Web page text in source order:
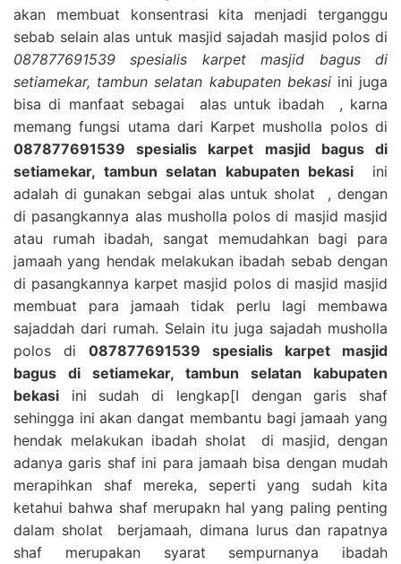
akan membuat konsentrasi kita menjadi terganggu
sebab selain alas untuk masjid sajadah masjid polos di
087877691539 spesialis karpet masjid bagus di
setiamekar, tambun selatan kabupaten bekasiini juga
bisa di manfaat sebagai alas untuk ibadah , karna
memang fungsi utama dari Karpet musholla polos di
087877691539 spesialis karpet masjid bagus di
setiamekar, tambun selatan kabupaten bekasi ini
adalah di gunakan sebgai alas untuk sholat , dengan
di pasangkannya alas musholla polos di masjid masjid
atau rumah ibadah, sangat memudahkan bagi para
jamaah yang hendak melakukan ibadah sebab dengan
di pasangkannya karpet masjid polos di masjid masjid
membuat para jamaah tidak perlu lagi membawa
sajaddah dari rumah. Selain itu juga sajadah musholla
polos di 087877691539 spesialis karpet masjid
bagus di setiamekar, tambun selatan kabupaten
bekasi ini sudah di lengkap[I dengan garis shaf
sehingga ini akan dangat membantu bagi jamaah yang
hendak melakukan ibadah sholat di masjid, dengan
adanya garis shaf ini para jamaah bisa dengan mudah
merapihkan shaf mereka, seperti yang sudah kita
ketahui bahwa shaf merupakn hal yang paling penting
dalam sholat berjamaah, dimana lurus dan rapatnya
shaf merupakan syarat sempurnanya ibadah